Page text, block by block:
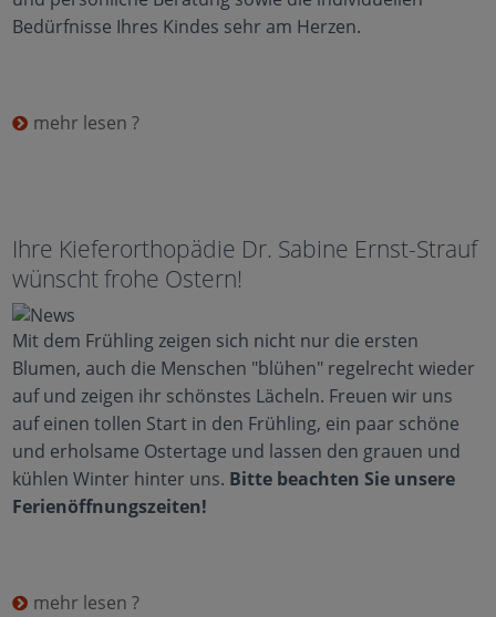
Bedürfnisse Ihres Kindes sehr am Herzen.
mehr lesen ?
Ihre Kieferorthopädie Dr. Sabine Ernst-Strauf
wünscht frohe Ostern!
Mit dem Frühling zeigen sich nicht nur die ersten
Blumen, auch die Menschen "blühen" regelrecht wieder
auf und zeigen ihr schönstes Lächeln. Freuen wir uns
auf einen tollen Start in den Frühling, ein paar schöne
und erholsame Ostertage und lassen den grauen und
kühlen Winter hinter uns. Bitte beachten Sie unsere
Ferienöffnungszeiten!
mehr lesen ?